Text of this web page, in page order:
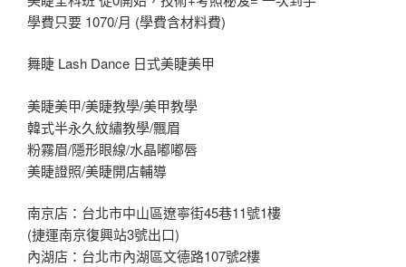
學費只要 1070/月 (學費含材料費)
舞睫 Lash Dance 日式美睫美甲
美睫美甲/美睫教學/美甲教學
韓式半永久紋繡教學/飄眉
粉霧眉/隱形眼線/水晶嘟嘟唇
美睫證照/美睫開店輔導
南京店：台北市中山區遼寧街45巷11號1樓
(捷運南京復興站3號出口)
內湖店：台北市內湖區文德路107號2樓